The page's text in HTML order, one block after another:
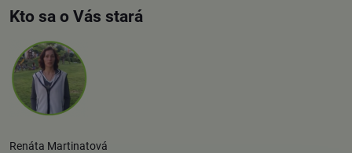
Kto sa o Vás stará
Renáta Martinatová